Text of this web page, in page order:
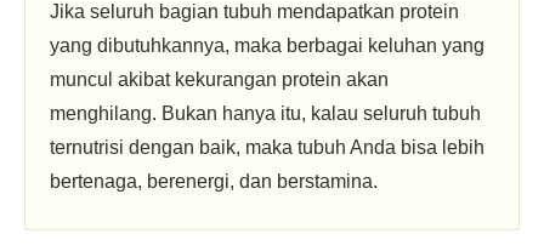
Jika seluruh bagian tubuh mendapatkan protein
yang dibutuhkannya, maka berbagai keluhan yang
muncul akibat kekurangan protein akan
menghilang. Bukan hanya itu, kalau seluruh tubuh
ternutrisi dengan baik, maka tubuh Anda bisa lebih
bertenaga, berenergi, dan berstamina.